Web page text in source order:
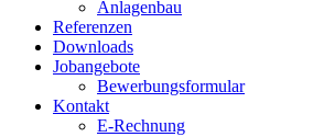
Anlagenbau
Referenzen
Downloads
Jobangebote
Bewerbungsformular
Kontakt
E-Rechnung